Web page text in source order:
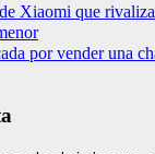
Xiaomi que
por vender una